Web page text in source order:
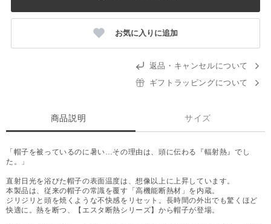
お気に入りに追加
返品・キャンセルについて
ギフトラッピングについて
商品説明 サイズ
「帽子を被っているのに暑い…その理由は、頭に伝わる『輻射熱』でし
た。」
直射日光を浴びた帽子の表面温度は、想像以上に上昇しています。
本製品は、従来の帽子の常識を覆す「高機能断熱材」を内蔵。
ジリジリと頭を焼くような不快感をリセット。長時間の外出でも驚くほど
快適に。熱を断つ、【エスタ断熱シリーズ】から帽子が登場。